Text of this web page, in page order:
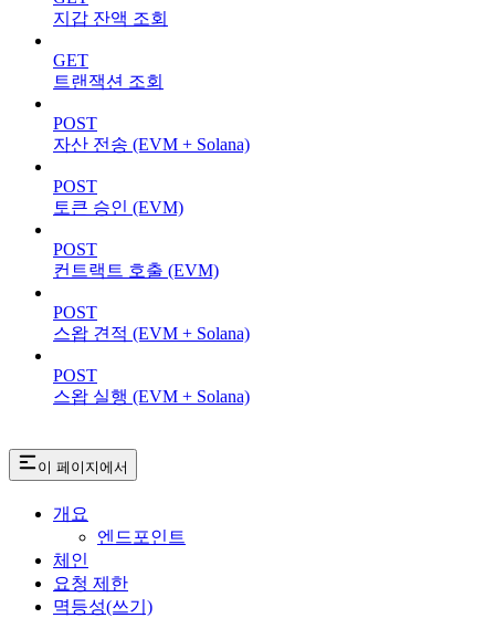
지갑 잔액 조회
GET
트랜잭션 조회
POST
자산 전송 (EVM + Solana)
POST
토큰 승인 (EVM)
POST
컨트랙트 호출 (EVM)
POST
스왑 견적 (EVM + Solana)
POST
스왑 실행 (EVM + Solana)
이 페이지에서
개요
엔드포인트
체인
요청 제한
멱등성(쓰기)